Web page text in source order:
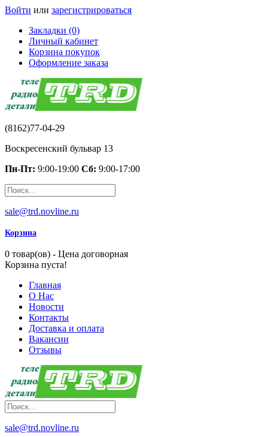
Войти или зарегистрироваться
Закладки (0)
Личный кабинет
Корзина покупок
Оформление заказа
(8162)77-04-29
Воскресенский бульвар 13
Пн-Пт: 9:00-19:00 Сб: 9:00-17:00
sale@trd.novline.ru
Корзина
0 товар(ов) - Цена договорная
Корзина пуста!
Главная
О Нас
Новости
Контакты
Доставка и оплата
Вакансии
Отзывы
sale@trd.novline.ru